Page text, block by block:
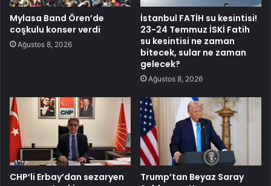
Mylasa Band Ören’de
coşkulu konser verdi
Ağustos 8, 2026
İstanbul FATİH su kesintisi!
23-24 Temmuz İSKİ Fatih
su kesintisi ne zaman
bitecek, sular ne zaman
gelecek?
Ağustos 8, 2026
CHP’li Erbay’dan sezaryen
Trump’tan Beyaz Saray